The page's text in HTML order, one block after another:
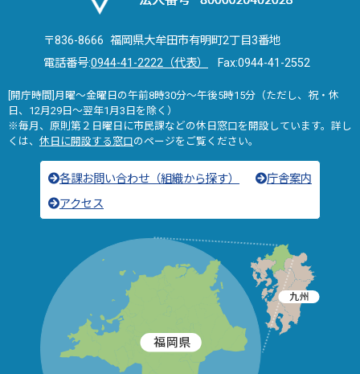
〒836-8666 福岡県大牟田市有明町2丁目3番地
電話番号:0944-41-2222（代表） Fax:0944-41-2552
[開庁時間]月曜～金曜日の午前8時30分～午後5時15分（ただし、祝・休
日、12月29日～翌年1月3日を除く）
※毎月、原則第２日曜日に市民課などの休日窓口を開設しています。詳し
くは、 休日に開設する窓口のページをご覧ください。
各課お問い合わせ（組織から探す）
庁舎案内
アクセス